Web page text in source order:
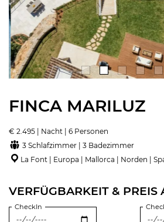
FINCA MARILUZ
€ 2.495 | Nacht | 6 Personen
3 Schlafzimmer | 3 Badezimmer
La Font | Europa | Mallorca | Norden |
VERFÜGBARKEIT & PREIS
CheckIn